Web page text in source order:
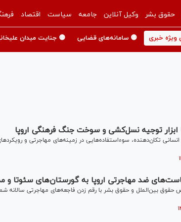
حقوق بشر وکیل آنلاین جامعه سیاست اقتصاد
ویژه خبری 🟡 سامانه‌های قضایی 🟡 جنایت میدان
ابزار توجیه نسل‌کشی و سوخت جنگ فرهنگی اروپا
تکان‌دهنده، سوءاستفاده‌هایی در زمینه‌های مهاجرتی و
ضد مهاجرتی اروپا به گورستان‌های سئوتا و
بین‌الملل و حقوق بشر با رقم زدن فاجعه‌های مهاجرتی سالانه